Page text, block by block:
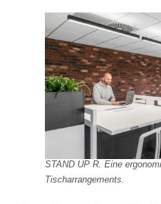
STAND UP R. Eine
Tischarrangements.